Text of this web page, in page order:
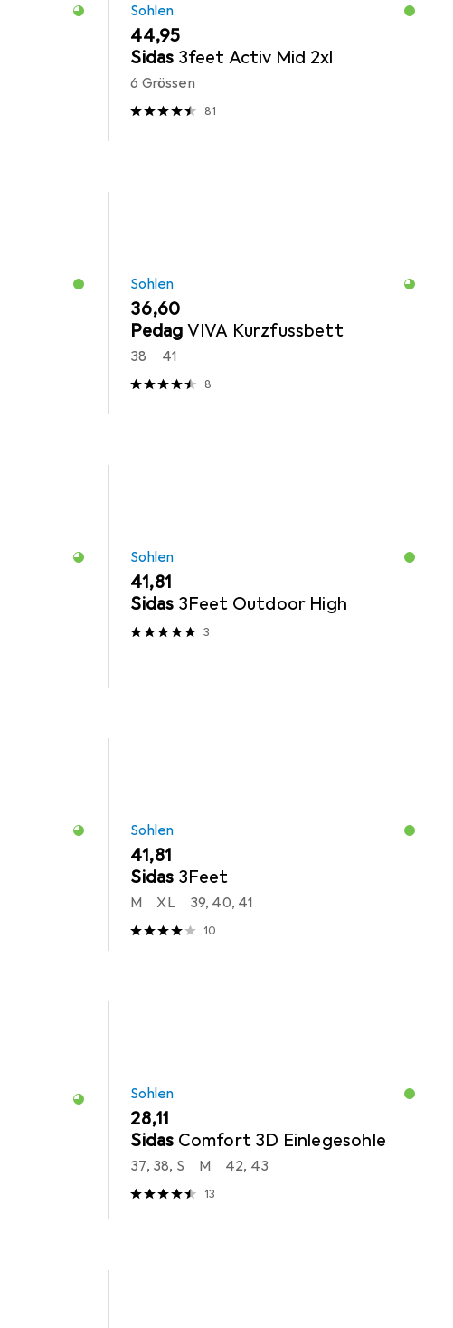
Sohlen
EUR
44,95
Sidas 3feet Activ Mid 2xl
6 Grössen
81
Sohlen
EUR
36,60
Pedag VIVA Kurzfussbett
38 41
8
Sohlen
EUR
41,81
Sidas 3Feet Outdoor High
3
Sohlen
EUR
41,81
Sidas 3Feet
M XL 39, 40, 41
10
Sohlen
EUR
28,11
Sidas Comfort 3D Einlegesohle
37, 38, S M 42, 43
13